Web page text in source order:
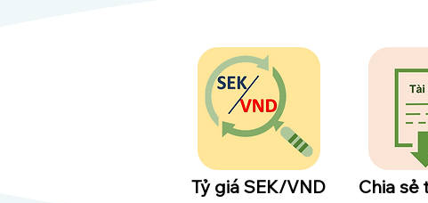
Tỷ giá SEK/VND ​Chia sẻ